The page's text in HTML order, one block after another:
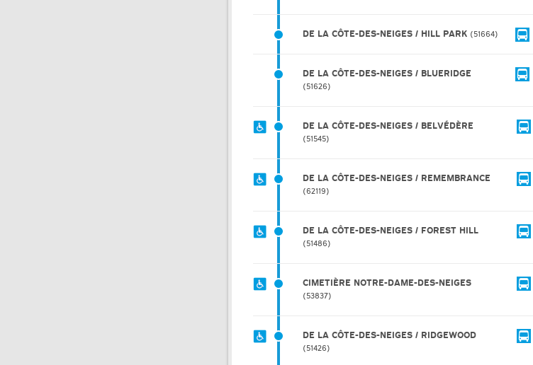
DE LA CÔTE-DES-NEIGES / HILL PARK 51664
DE LA CÔTE-DES-NEIGES / BLUERIDGE
51626
DE LA CÔTE-DES-NEIGES / BELVÉDÈRE
51545
DE LA CÔTE-DES-NEIGES / REMEMBRANCE
62119
DE LA CÔTE-DES-NEIGES / FOREST HILL
51486
CIMETIÈRE NOTRE-DAME-DES-NEIGES
53837
DE LA CÔTE-DES-NEIGES / RIDGEWOOD
51426